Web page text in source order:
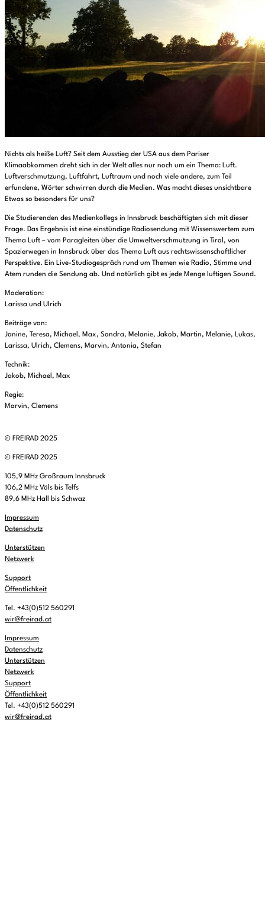
Nichts als heiße Luft? Seit dem Ausstieg der USA aus dem Pariser
Klimaabkommen dreht sich in der Welt alles nur noch um ein Thema: Luft.
Luftverschmutzung, Luftfahrt, Luftraum und noch viele andere, zum Teil
erfundene, Wörter schwirren durch die Medien. Was macht dieses unsichtbare
Etwas so besonders für uns?
Die Studierenden des Medienkollegs in Innsbruck beschäftigten sich mit dieser
Frage. Das Ergebnis ist eine einstündige Radiosendung mit Wissenswertem zum
Thema Luft – vom Paragleiten über die Umweltverschmutzung in Tirol, von
Spazierwegen in Innsbruck über das Thema Luft aus rechtswissenschaftlicher
Perspektive. Ein Live-Studiogespräch rund um Themen wie Radio, Stimme und
Atem runden die Sendung ab. Und natürlich gibt es jede Menge luftigen Sound.
Moderation:
Larissa und Ulrich
Beiträge von:
Janine, Teresa, Michael, Max, Sandra, Melanie, Jakob, Martin, Melanie, Lukas,
Larissa, Ulrich, Clemens, Marvin, Antonia, Stefan
Technik:
Jakob, Michael, Max
Regie:
Marvin, Clemens
© FREIRAD 2025
© FREIRAD 2025
105,9 MHz Großraum Innsbruck
106,2 MHz Völs bis Telfs
89,6 MHz Hall bis Schwaz
Impressum
Datenschutz
Unterstützen
Netzwerk
Support
Öffentlichkeit
Tel. +43(0)512 560291
wir@freirad.at
Impressum
Datenschutz
Unterstützen
Netzwerk
Support
Öffentlichkeit
Tel. +43(0)512 560291
wir@freirad.at